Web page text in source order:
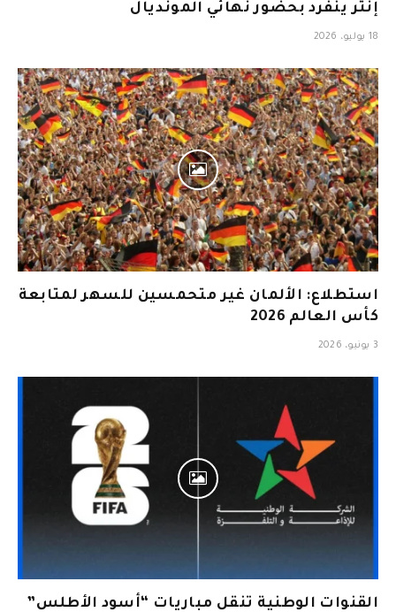
إنتر ينفرد بحضور نهائي المونديال
18 يوليو، 2026
استطلاع: الألمان غير متحمسين للسهر لمتابعة
كأس العالم 2026
3 يونيو، 2026
القنوات الوطنية تنقل مباريات “أسود الأطلس”